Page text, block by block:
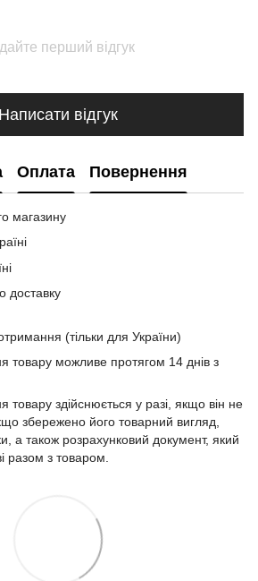
перший відгук
Написати відгук
Оплата Повернення
магазину
доставку
(тільки для України)
товару можливе протягом 14 днів з
здійснюється у разі, якщо він не
збережено його товарний вигляд,
а також розрахунковий документ, який
разом з товаром.